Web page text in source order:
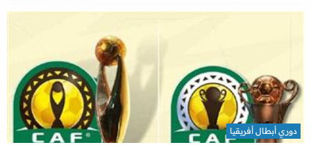
دوري أبطال أفريقيا